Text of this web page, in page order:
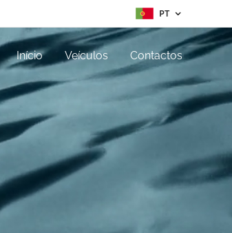
PT
Início Veículos Contactos